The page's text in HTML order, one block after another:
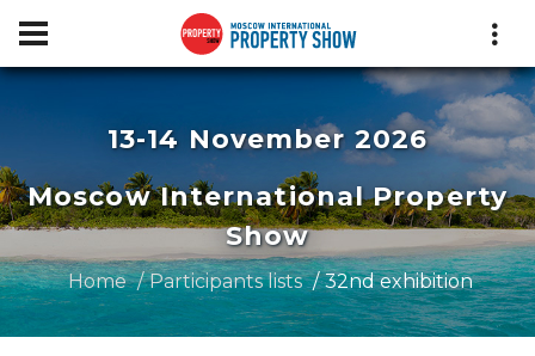
13-14 November 2026
Moscow International Property
Show
Home Participants lists 32nd exhibition